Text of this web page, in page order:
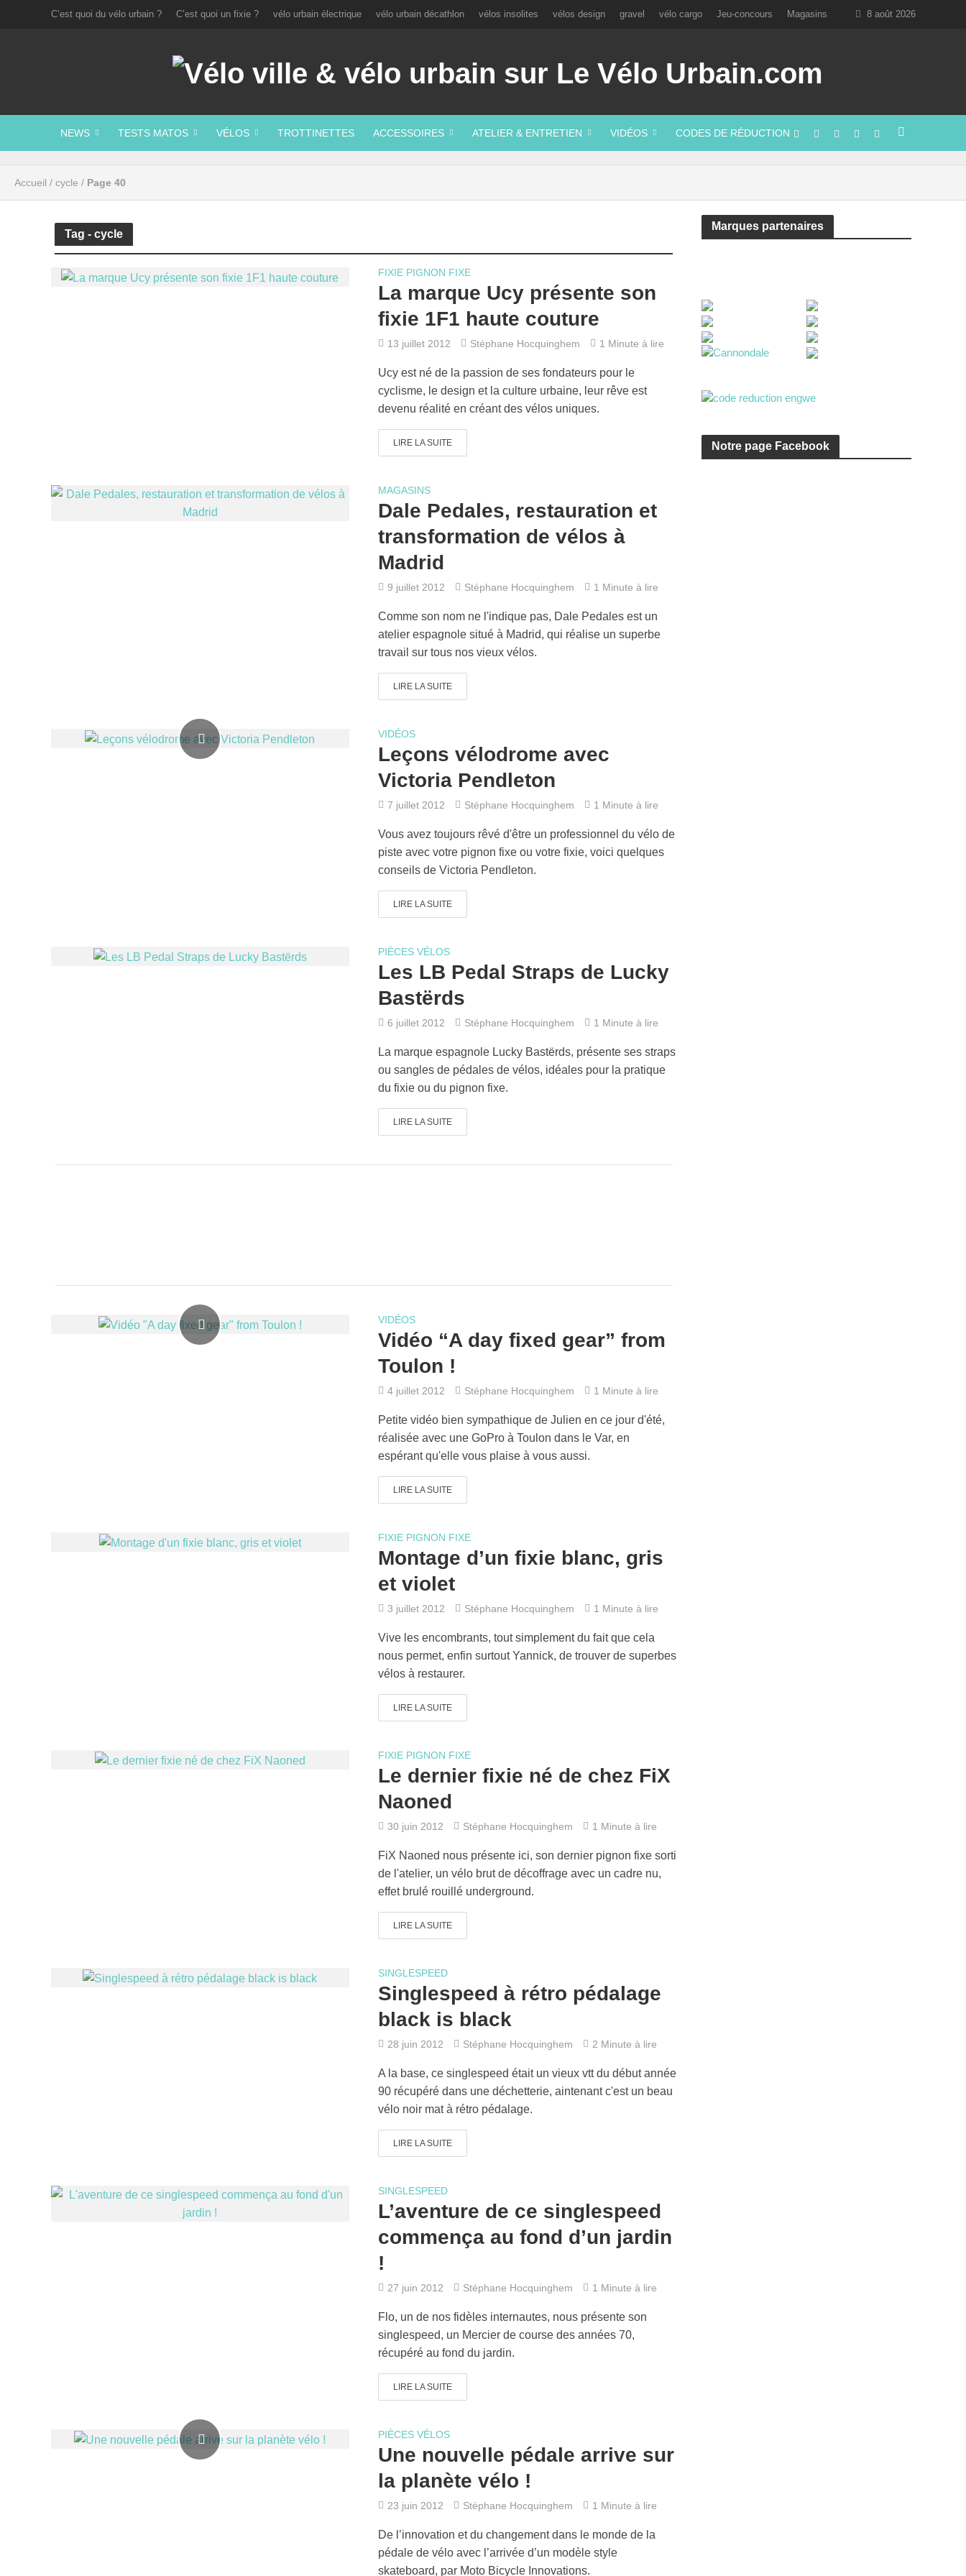
C’est quoi du vélo urbain ? C’est quoi un fixie ? vélo urbain électrique vélo urbain décathlon vélos insolites vélos design gravel vélo cargo Jeu-concours Magasins 8 août 2026
NEWS TESTS MATOS VÉLOS TROTTINETTES ACCESSOIRES ATELIER & ENTRETIEN VIDÉOS CODES DE RÉDUCTION
Accueil / cycle / Page 40
Tag - cycle
FIXIE PIGNON FIXE
La marque Ucy présente son
fixie 1F1 haute couture
13 juillet 2012 Stéphane Hocquinghem 1 Minute à lire
Ucy est né de la passion de ses fondateurs pour le
cyclisme, le design et la culture urbaine, leur rêve est
devenu réalité en créant des vélos uniques.
LIRE LA SUITE
MAGASINS
Dale Pedales, restauration et
transformation de vélos à
Madrid
9 juillet 2012 Stéphane Hocquinghem 1 Minute à lire
Comme son nom ne l'indique pas, Dale Pedales est un
atelier espagnole situé à Madrid, qui réalise un superbe
travail sur tous nos vieux vélos.
LIRE LA SUITE
VIDÉOS
Leçons vélodrome avec
Victoria Pendleton
7 juillet 2012 Stéphane Hocquinghem 1 Minute à lire
Vous avez toujours rêvé d'être un professionnel du vélo de
piste avec votre pignon fixe ou votre fixie, voici quelques
conseils de Victoria Pendleton.
LIRE LA SUITE
PIÈCES VÉLOS
Les LB Pedal Straps de Lucky
Bastërds
6 juillet 2012 Stéphane Hocquinghem 1 Minute à lire
La marque espagnole Lucky Bastërds, présente ses straps
ou sangles de pédales de vélos, idéales pour la pratique
du fixie ou du pignon fixe.
LIRE LA SUITE
VIDÉOS
Vidéo “A day fixed gear” from
Toulon !
4 juillet 2012 Stéphane Hocquinghem 1 Minute à lire
Petite vidéo bien sympathique de Julien en ce jour d'été,
réalisée avec une GoPro à Toulon dans le Var, en
espérant qu'elle vous plaise à vous aussi.
LIRE LA SUITE
FIXIE PIGNON FIXE
Montage d’un fixie blanc, gris
et violet
3 juillet 2012 Stéphane Hocquinghem 1 Minute à lire
Vive les encombrants, tout simplement du fait que cela
nous permet, enfin surtout Yannick, de trouver de superbes
vélos à restaurer.
LIRE LA SUITE
FIXIE PIGNON FIXE
Le dernier fixie né de chez FiX
Naoned
30 juin 2012 Stéphane Hocquinghem 1 Minute à lire
FiX Naoned nous présente ici, son dernier pignon fixe sorti
de l'atelier, un vélo brut de décoffrage avec un cadre nu,
effet brulé rouillé underground.
LIRE LA SUITE
SINGLESPEED
Singlespeed à rétro pédalage
black is black
28 juin 2012 Stéphane Hocquinghem 2 Minute à lire
A la base, ce singlespeed était un vieux vtt du début année
90 récupéré dans une déchetterie, aintenant c'est un beau
vélo noir mat à rétro pédalage.
LIRE LA SUITE
SINGLESPEED
L’aventure de ce singlespeed
commença au fond d’un jardin
!
27 juin 2012 Stéphane Hocquinghem 1 Minute à lire
Flo, un de nos fidèles internautes, nous présente son
singlespeed, un Mercier de course des années 70,
récupéré au fond du jardin.
LIRE LA SUITE
PIÈCES VÉLOS
Une nouvelle pédale arrive sur
la planète vélo !
23 juin 2012 Stéphane Hocquinghem 1 Minute à lire
De l’innovation et du changement dans le monde de la
pédale de vélo avec l’arrivée d’un modèle style
skateboard, par Moto Bicycle Innovations.
Marques partenaires
Notre page Facebook